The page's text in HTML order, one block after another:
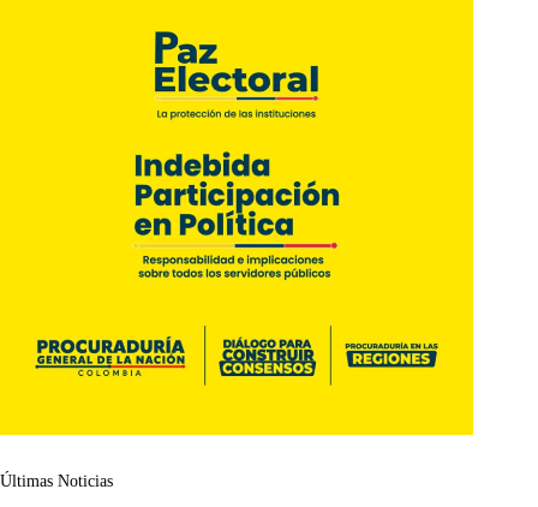
Últimas Noticias